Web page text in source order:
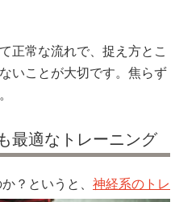
正常な流れで、捉え方とこ
いことが大切です。焦らず
最適なトレーニング
？というと、 神経系のトレ